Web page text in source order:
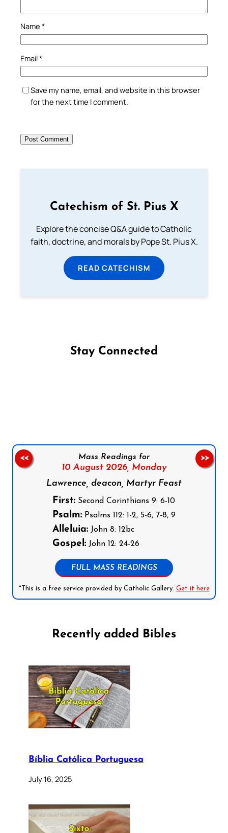
Name *
Email*
Save my name, email, and website in this browser
for the next time I comment.
Catechism of St. Pius X
Explore the concise Q&A guide to Catholic
faith, doctrine, and morals by Pope St. Pius X.
READ CATECHISM
Stay Connected
Mass Readings for
10 August 2026, Monday
Lawrence, deacon, Martyr Feast
First: Second Corinthians 9: 6-10
Psalm: Psalms 112: 1-2, 5-6, 7-8, 9
Alleluia: John 8: 12bc
Gospel: John 12: 24-26
FULL MASS READINGS
*This is a free service provided by Catholic Gallery. Get it here
<< >>
Recently added Bibles
Bíblia Católica Portuguesa
July 16, 2025